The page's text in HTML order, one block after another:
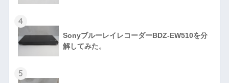
4
SonyブルーレイレコーダーBDZ-EW510を分
解してみた。
5